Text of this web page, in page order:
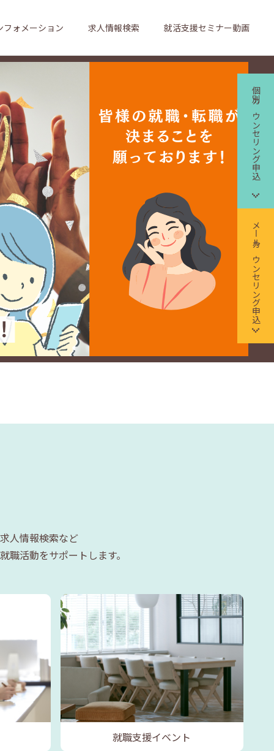
フォメーション 求人情報検索 就活支援セミナー動画
個別カウンセリング申込
メールカウンセリング申込
人情報検索など
活動をサポートします。
就職支援イベント